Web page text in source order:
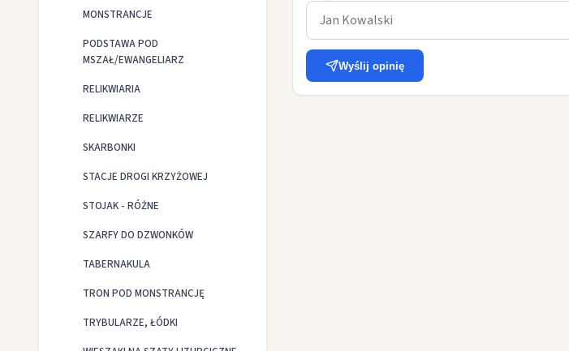
MONSTRANCJE
PODSTAWA POD
MSZAŁ/EWANGELIARZ
RELIKWIARIA
RELIKWIARZE
SKARBONKI
STACJE DROGI KRZYŻOWEJ
STOJAK - RÓŻNE
SZARFY DO DZWONKÓW
TABERNAKULA
TRON POD MONSTRANCJĘ
TRYBULARZE, ŁÓDKI
Wyślij opinię